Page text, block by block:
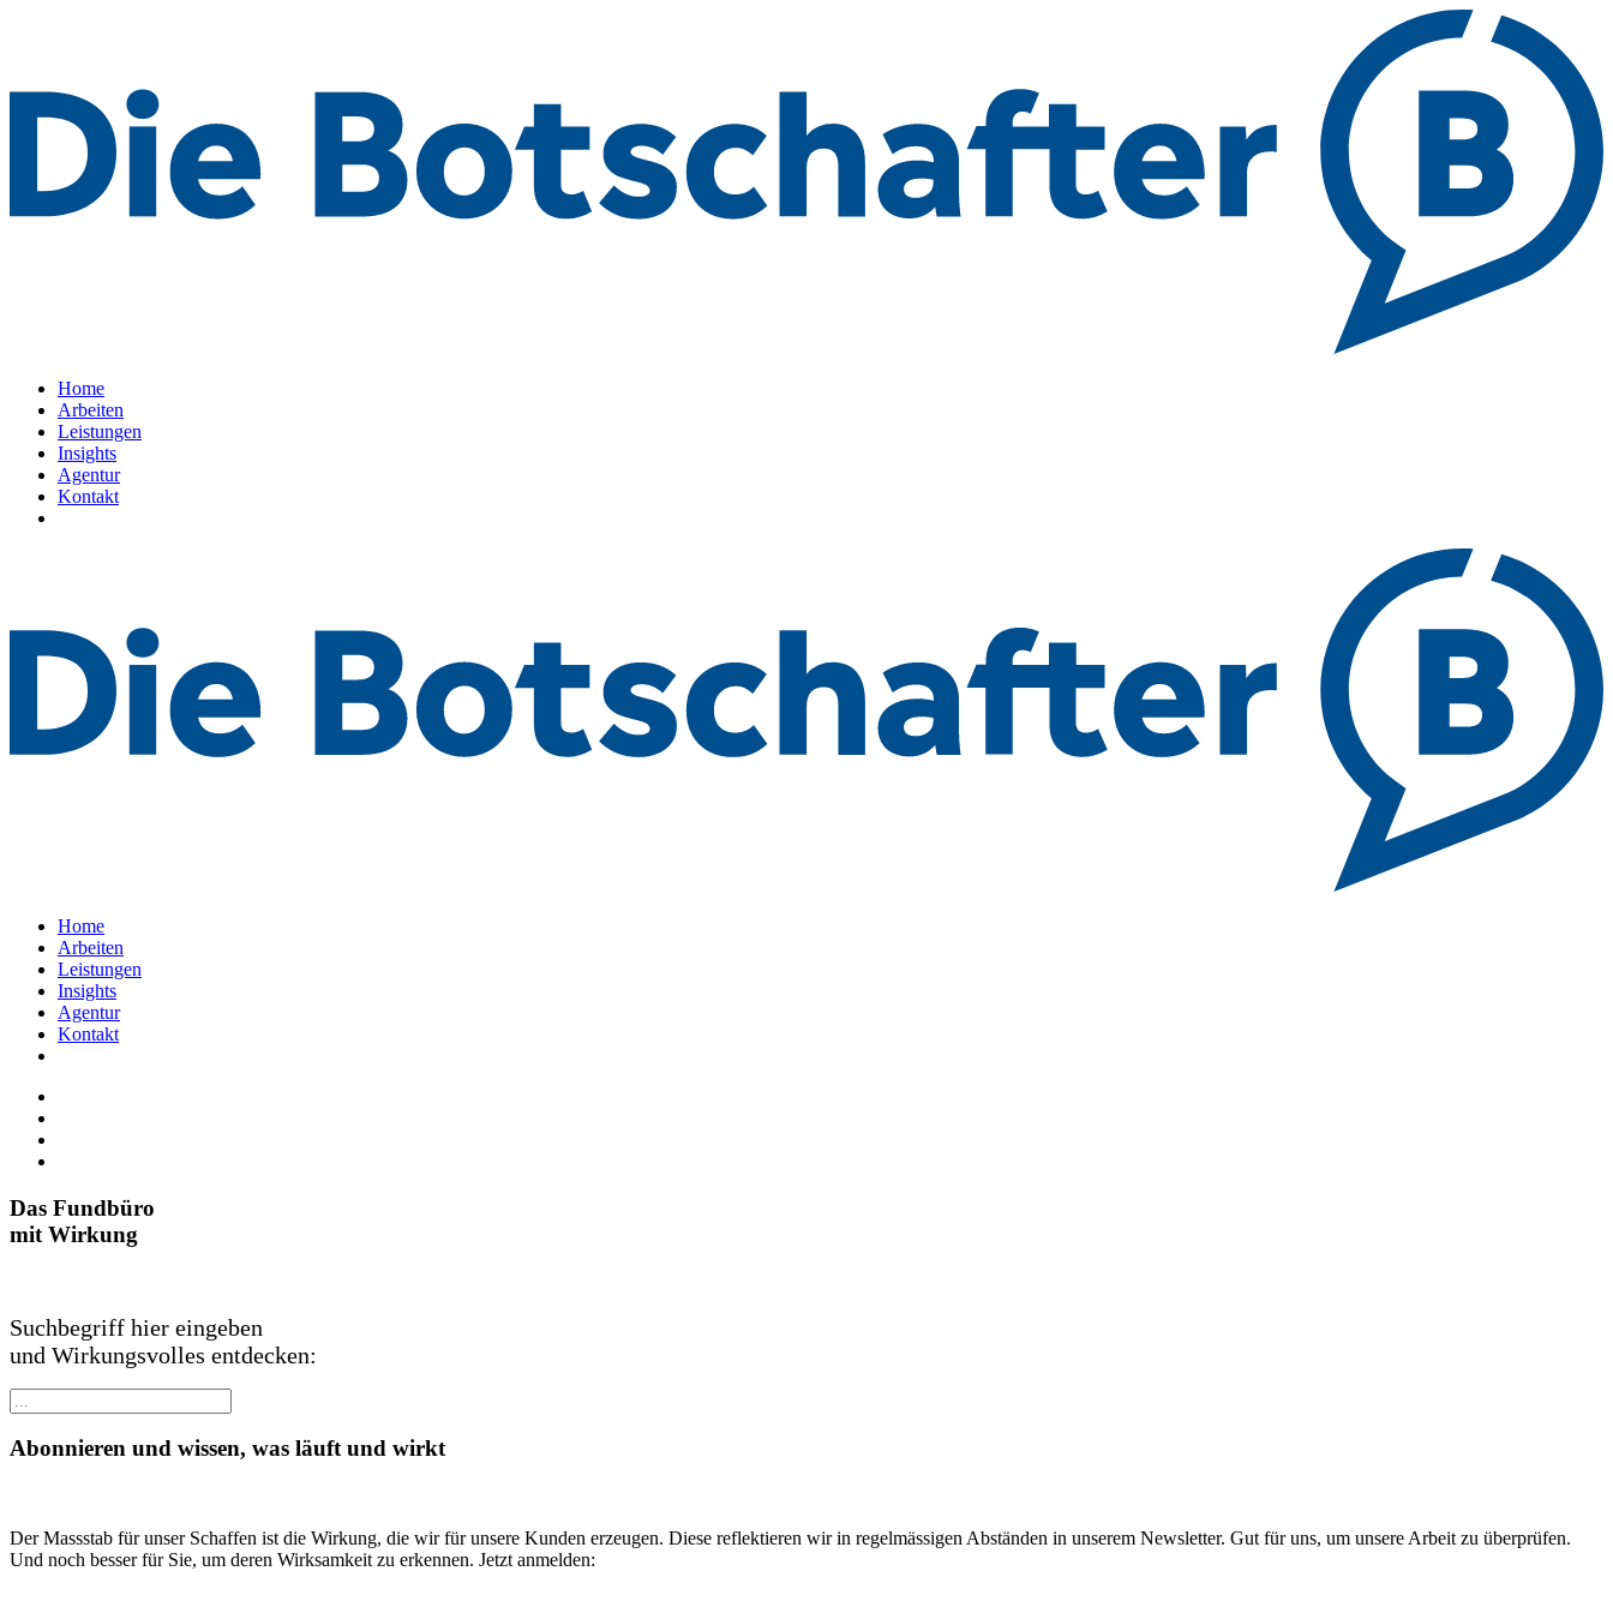
Home
Arbeiten
Leistungen
Insights
Agentur
Kontakt
Home
Arbeiten
Leistungen
Insights
Agentur
Kontakt
Das Fundbüro
mit Wirkung
Suchbegriff hier eingeben
und Wirkungsvolles entdecken:
Abonnieren und wissen, was läuft und wirkt
Der Massstab für unser Schaffen ist die Wirkung, die wir für unsere Kunden erzeugen. Diese reflektieren wir in regelmässigen Abständen in unserem Newsletter. Gut für uns, um unsere Arbeit zu überprüfen.
Und noch besser für Sie, um deren Wirksamkeit zu erkennen. Jetzt anmelden: